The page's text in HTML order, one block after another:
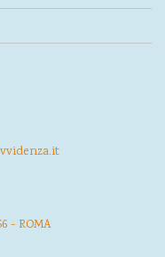
- ROMA